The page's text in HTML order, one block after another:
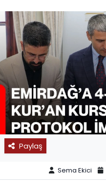
Paylaş
Sema Ekici
SPOR
11:11 MANŞET